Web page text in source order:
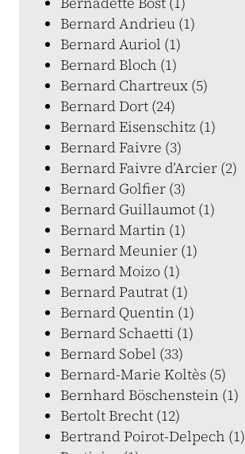
Bernard Andrieu (1)
Bernard Auriol (1)
Bernard Bloch (1)
Bernard Chartreux (5)
Bernard Dort (24)
Bernard Eisenschitz (1)
Bernard Faivre (3)
Bernard Faivre d’Arcier (2)
Bernard Golfier (3)
Bernard Guillaumot (1)
Bernard Martin (1)
Bernard Meunier (1)
Bernard Moizo (1)
Bernard Pautrat (1)
Bernard Quentin (1)
Bernard Schaetti (1)
Bernard Sobel (33)
Bernard-Marie Koltès (5)
Bernhard Böschenstein (1)
Bertolt Brecht (12)
Bertrand Poirot-Delpech (1)